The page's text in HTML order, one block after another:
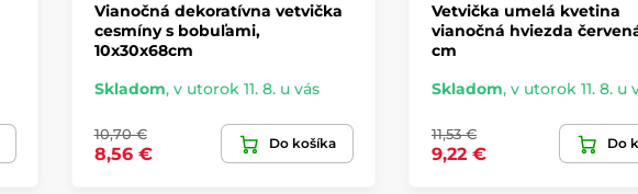
Vianočná dekoratívna vetvička
cesmíny s bobuľami,
10x30x68cm
Skladom, v utorok 11. 8. u vás
10,70 €
8,56 €
Do košíka
Vetvička umelá kvetina
vianočná hviezda
cm
Skladom, v utorok 11. 8. u
11,53 €
9,22 €
Do